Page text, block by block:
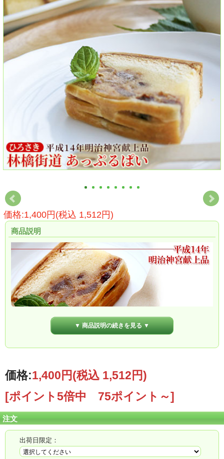
価格:1,400円(税込 1,512円)
商品説明
▼ 商品説明の続きを見る ▼
価格:1,400円(税込 1,512円)
[ポイント5倍中 75ポイント～]
注文
出荷日限定：